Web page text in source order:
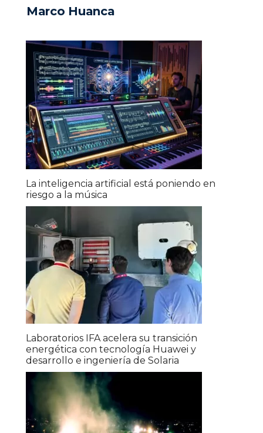
Marco Huanca
La inteligencia artificial está poniendo en
riesgo a la música
Laboratorios IFA acelera su transición
energética con tecnología Huawei y
desarrollo e ingeniería de Solaria